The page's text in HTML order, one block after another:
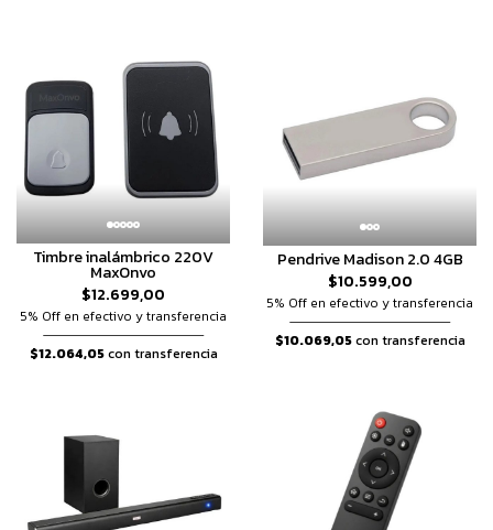
Timbre inalámbrico 220V
MaxOnvo
$12.699,00
5% Off en efectivo y transferencia
$12.064,05con transferencia
Pendrive Madison 2.0 4GB
$10.599,00
5% Off en efectivo y transferencia
$10.069,05con transferencia